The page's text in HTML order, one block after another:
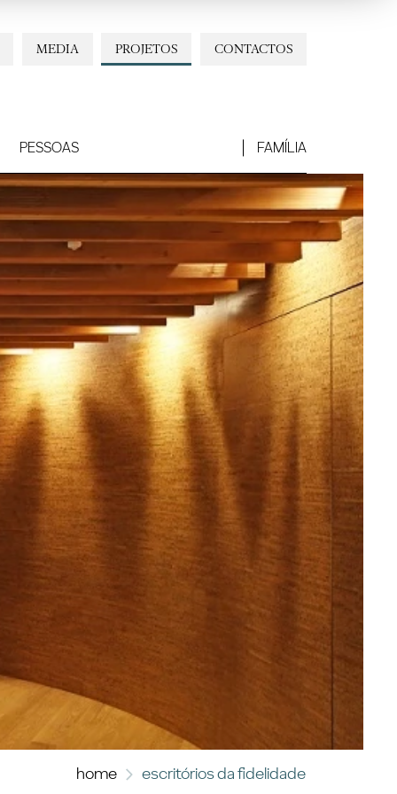
CONTACTOS
PROJETOS
MEDIA
PESSOAS FAMÍLIA
home escritórios da fidelidade